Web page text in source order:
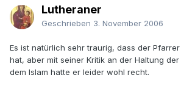
Lutheraner
Geschrieben 3. November 2006
Es ist natürlich sehr traurig, dass der
hat, aber mit seiner Kritik an der Haltung
dem Islam hatte er leider wohl recht.